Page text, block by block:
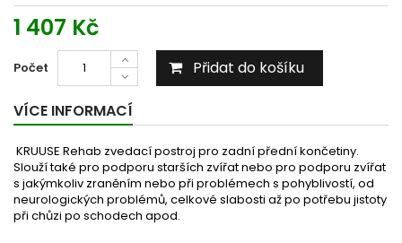
1 407 Kč
Počet Přidat do košíku
VÍCE INFORMACÍ
KRUUSE Rehab zvedací postroj pro zadní přední končetiny.
Slouží také pro podporu starších zvířat nebo pro podporu zvířat
s jakýmkoliv zraněním nebo při problémech s pohyblivostí, od
neurologických problémů, celkové slabosti až po potřebu jistoty
při chůzi po schodech apod.